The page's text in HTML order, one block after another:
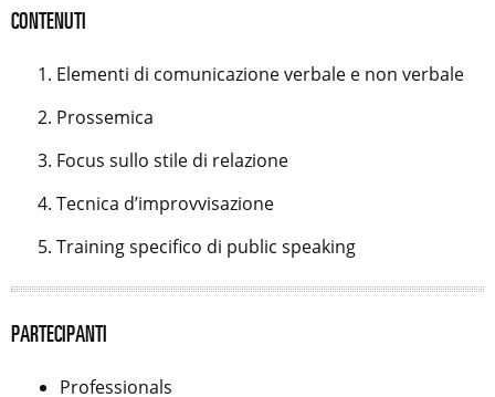
CONTENUTI
Elementi di comunicazione verbale e non verbale
Prossemica
Focus sullo stile di relazione
Tecnica d’improvvisazione
Training specifico di public speaking
PARTECIPANTI
Professionals